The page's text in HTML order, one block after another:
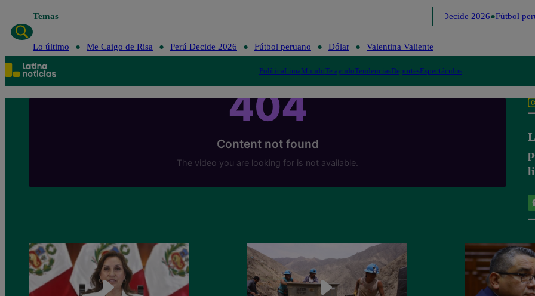
Temas Perú Decide 2026 Fútbol
Lo último Me Caigo de Risa Perú Decide 2026 Fútbol peruano Dólar Valentina Valiente
PolíticaLimaMundoTe ayudoTendenciasDeportesEspectáculos